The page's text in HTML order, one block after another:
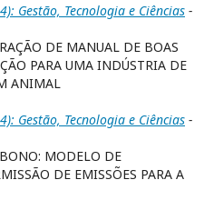
Gestão, Tecnologia e Ciências -
DE MANUAL DE BOAS
PARA UMA INDÚSTRIA DE
ANIMAL
Gestão, Tecnologia e Ciências -
MODELO DE
DE EMISSÕES PARA A